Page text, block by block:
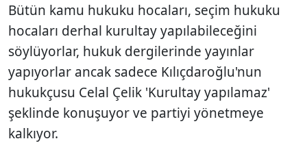
Bütün kamu hukuku hocaları, seçim hukuku
hocaları derhal kurultay yapılabileceğini
söylüyorlar, hukuk dergilerinde yayınlar
yapıyorlar ancak sadece Kılıçdaroğlu'nun
hukukçusu Celal Çelik 'Kurultay yapılamaz'
şeklinde konuşuyor ve partiyi yönetmeye
kalkıyor.